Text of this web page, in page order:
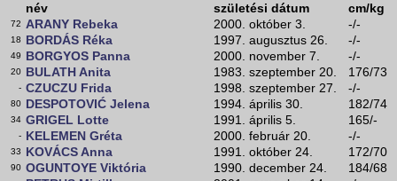
név születési dátum cm/kg
72 ARANY Rebeka 2000. október 3. -/-
18 BORDÁS Réka 1997. augusztus 26. -/-
49 BORGYOS Panna 2000. november 7. -/-
20 BULATH Anita 1983. szeptember 20. 176/73
- CZUCZU Frida 1998. szeptember 27. -/-
80 DESPOTOVIĆ Jelena 1994. április 30. 182/74
34 GRIGEL Lotte 1991. április 5. 165/-
- KELEMEN Gréta 2000. február 20. -/-
33 KOVÁCS Anna 1991. október 24. 172/70
90 OGUNTOYE Viktória 1990. december 24. 184/68